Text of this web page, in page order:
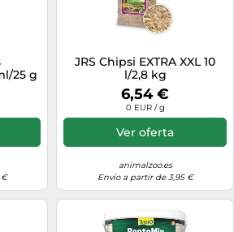
25 g
y
€
JRS Chipsi EXTRA XXL 10
l/2,8 kg
6,54 €
0 EUR / g
Ver oferta
animalzoo.es
Envío a partir de 3,95 €